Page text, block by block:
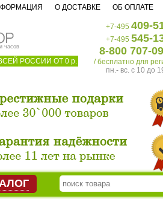
часов
РОССИИ ОТ 0 р.
+7-495 409-
+7-495 545-
8-800 707-
/ бесплатно для
пн.- вс. c 10 до
О ДОСТАВКЕ ОБ ОПЛАТЕ